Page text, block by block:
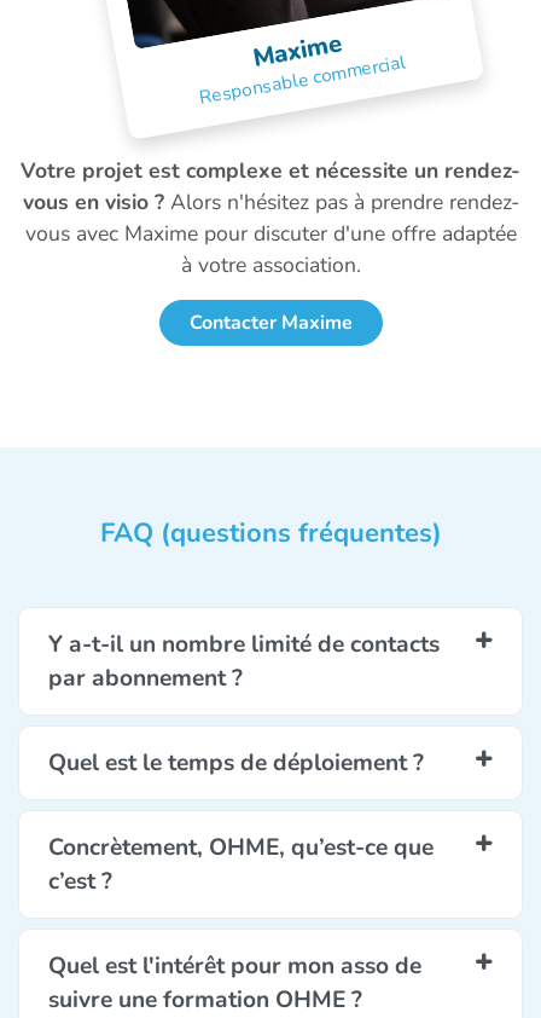
Maxime
Responsable commercial
Votre projet est complexe et nécessite un rendez-
vous en visio ? Alors n'hésitez pas à prendre rendez-
vous avec Maxime pour discuter d'une offre adaptée
à votre association.
Contacter Maxime
FAQ (questions fréquentes)
Y a-t-il un nombre limité de contacts
par abonnement ?
Quel est le temps de déploiement ?
Concrètement, OHME, qu’est-ce que
c’est ?
Quel est l'intérêt pour mon asso de
suivre une formation OHME ?